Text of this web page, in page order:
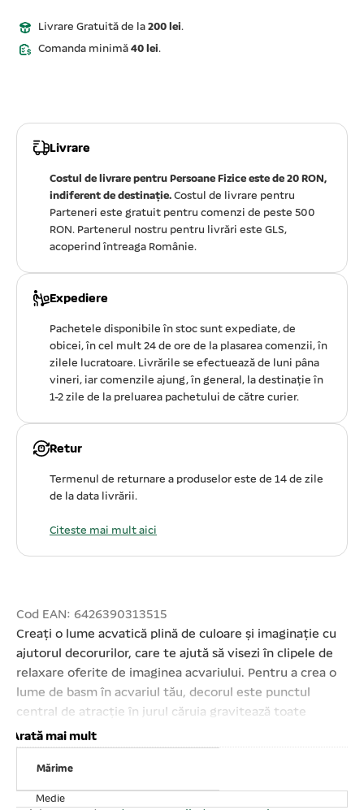
Livrare Gratuită de la 200 lei.
Comanda minimă 40 lei.
Livrare
Costul de livrare pentru Persoane Fizice este de 20 RON,
indiferent de destinație. Costul de livrare pentru
Parteneri este gratuit pentru comenzi de peste 500
RON. Partenerul nostru pentru livrări este GLS,
acoperind întreaga Românie.
Expediere
Pachetele disponibile în stoc sunt expediate, de
obicei, în cel mult 24 de ore de la plasarea comenzii, în
zilele lucratoare. Livrările se efectuează de luni pâna
vineri, iar comenzile ajung, în general, la destinație în
1-2 zile de la preluarea pachetului de către curier.
Retur
Termenul de returnare a produselor este de 14 de zile
de la data livrării.
Citeste mai mult aici
Cod EAN: 6426390313515
Creați o lume acvatică plină de culoare și imaginație cu
ajutorul decorurilor, care te ajută să visezi în clipele de
relaxare oferite de imaginea acvariului. Pentru a crea o
lume de basm în acvariul tău, decorul este punctul
central de atracție în jurul căruia gravitează toate
celelalte elemente din peisajul subacvatic. Pe lângă
aspectul estetic decorul, ornamentul are și un rol
practic: acela de a oferi peștilor și celorlalte viețuitoare
marine un adăpost sau loc de refugiu în momentele când
Arată mai mult
Mărime
Medie